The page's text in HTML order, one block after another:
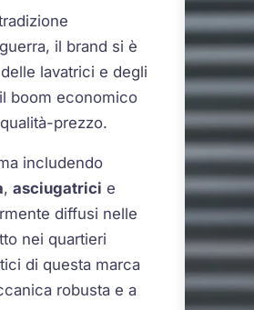
il brand si è
lavatrici e degli
boom economico
prezzo.
includendo
,asciugatrici e
diffusi nelle
nei quartieri
di questa marca
robusta e a